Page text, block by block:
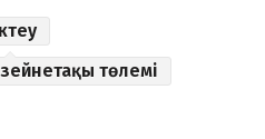
зейнетақы төлемі